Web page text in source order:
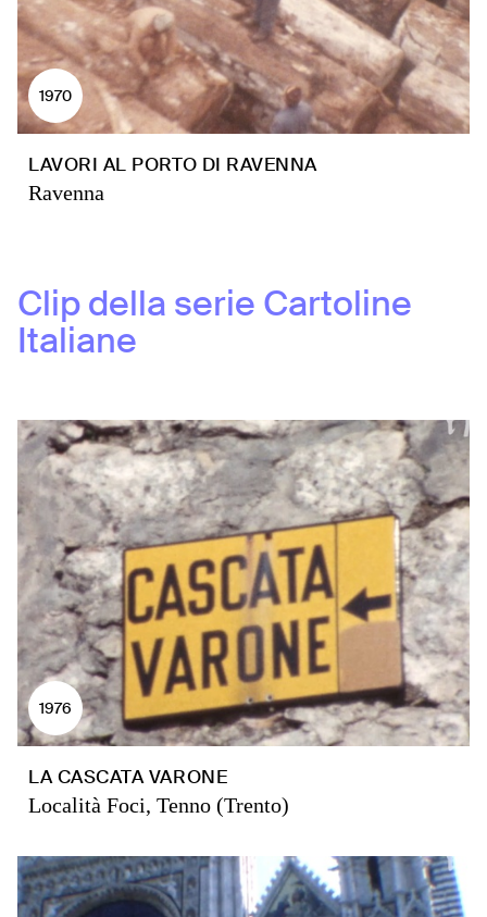
1970
LAVORI AL PORTO DI RAVENNA
Ravenna
Clip della serie Cartoline
Italiane
1976
LA CASCATA VARONE
Località Foci, Tenno (Trento)